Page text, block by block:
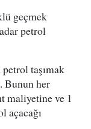
geçmek
petrol
taşımak
Bunun her
maliyetine ve 1
açacağı